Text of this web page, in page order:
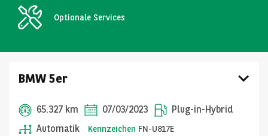
Optionale Services
BMW 5er
65.327 km 07/03/2023
Plug-in-Hybrid
Automatik
Kennzeichen FN-U817E